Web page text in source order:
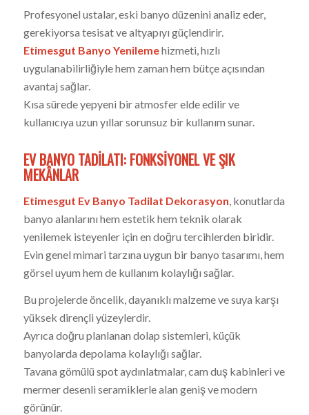
Profesyonel ustalar, eski banyo düzenini analiz eder,
gerekiyorsa tesisat ve altyapıyı güçlendirir.
Etimesgut Banyo Yenilemehizmeti, hızlı
uygulanabilirliğiyle hem zaman hem bütçe açısından
avantaj sağlar.
Kısa sürede yepyeni bir atmosfer elde edilir ve
kullanıcıya uzun yıllar sorunsuz bir kullanım sunar.
EV BANYO TADILATI: FONKSIYONEL VE ŞIK
MEKÂNLAR
Etimesgut Ev Banyo Tadilat Dekorasyon , konutlarda
banyo alanlarını hem estetik hem teknik olarak
yenilemek isteyenler için en doğru tercihlerden biridir.
Evin genel mimari tarzına uygun bir banyo tasarımı, hem
görsel uyum hem de kullanım kolaylığı sağlar.
Bu projelerde öncelik, dayanıklı malzeme ve suya karşı
yüksek dirençli yüzeylerdir.
Ayrıca doğru planlanan dolap sistemleri, küçük
banyolarda depolama kolaylığı sağlar.
Tavana gömülü spot aydınlatmalar, cam duş kabinleri ve
mermer desenli seramiklerle alan geniş ve modern
görünür.